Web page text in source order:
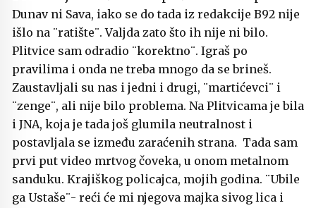
Dunav ni Sava, iako se do tada iz redakcije B92 nije
išlo na ¨ratište¨. Valjda zato što ih nije ni bilo.
Plitvice sam odradio ¨korektno¨. Igraš po
pravilima i onda ne treba mnogo da se brineš.
Zaustavljali su nas i jedni i drugi, ¨martićevci¨ i
¨zenge¨, ali nije bilo problema. Na Plitvicama je bila
i JNA, koja je tada još glumila neutralnost i
postavljala se između zaraćenih strana. Tada sam
prvi put video mrtvog čoveka, u onom metalnom
sanduku. Krajiškog policajca, mojih godina. ¨Ubile
ga Ustaše¨- reći će mi njegova majka sivog lica i